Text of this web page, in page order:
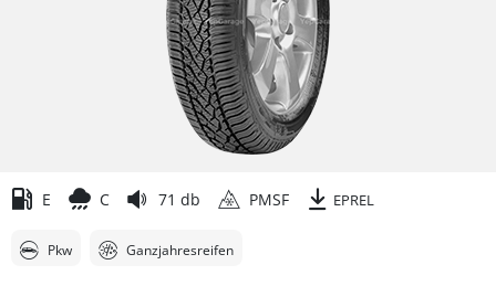
E C 71 db PMSF EPREL
Pkw Ganzjahresreifen